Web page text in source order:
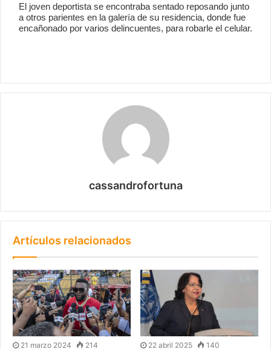
El joven deportista se encontraba sentado reposando junto
a otros parientes en la galería de su residencia, donde fue
encañonado por varios delincuentes, para robarle el celular.
cassandrofortuna
Artículos relacionados
21 marzo 2024 214 22 abril 2025 140